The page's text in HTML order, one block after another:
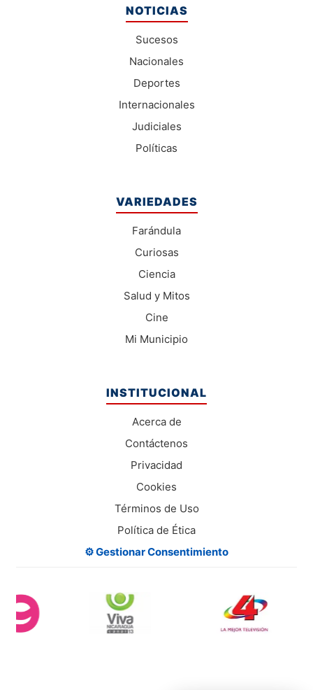
NOTICIAS
Sucesos
Nacionales
Deportes
Internacionales
Judiciales
Políticas
VARIEDADES
Farándula
Curiosas
Ciencia
Salud y Mitos
Cine
Mi Municipio
INSTITUCIONAL
Acerca de
Contáctenos
Privacidad
Cookies
Términos de Uso
Política de Ética
⚙️ Gestionar Consentimiento